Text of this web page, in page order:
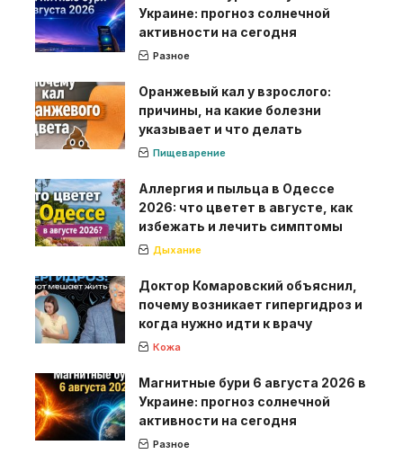
Украине: прогноз солнечной
активности на сегодня
Разное
Оранжевый кал у взрослого:
причины, на какие болезни
указывает и что делать
Пищеварение
Аллергия и пыльца в Одессе
2026: что цветет в августе, как
избежать и лечить симптомы
Дыхание
Доктор Комаровский объяснил,
почему возникает гипергидроз и
когда нужно идти к врачу
Кожа
Магнитные бури 6 августа 2026 в
Украине: прогноз солнечной
активности на сегодня
Разное